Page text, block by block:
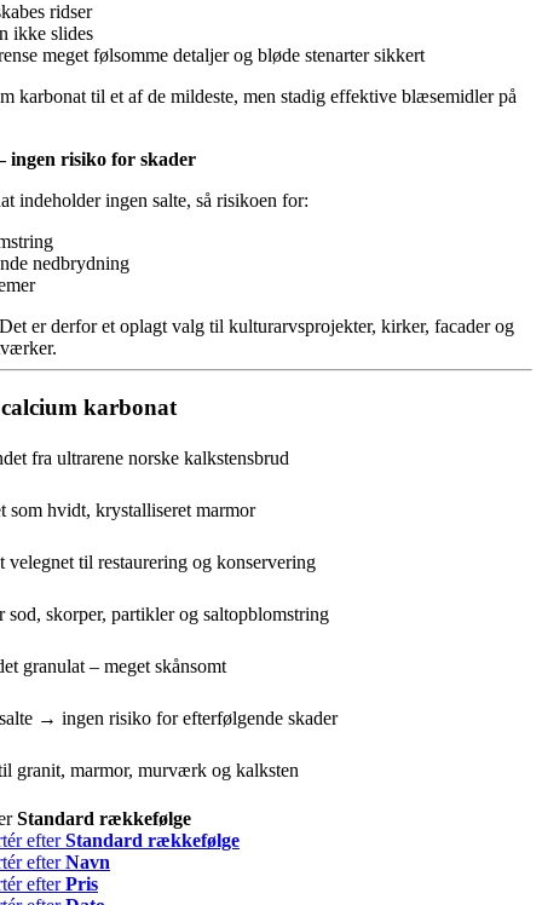
ridser
ikke slides
meget følsomme detaljer og bløde stenarter sikkert
karbonat til et af de mildeste, men stadig effektive blæsemidler på
ingen risiko for skader
indeholder ingen salte, så risikoen for:
nedbrydning
er derfor et oplagt valg til kulturarvsprojekter, kirker, facader og
karbonat
fra ultrarene norske kalkstensbrud
hvidt, krystalliseret marmor
til restaurering og konservering
skorper, partikler og saltopblomstring
granulat – meget skånsomt
→ ingen risiko for efterfølgende skader
granit, marmor, murværk og kalksten
Standard rækkefølge
efterStandard rækkefølge
efterNavn
efterPris